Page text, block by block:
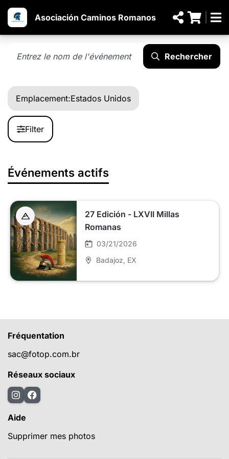
Asociación Caminos Romanos
Rechercher
Emplacement:Estados Unidos
Filter
Événements actifs
27 Edición - LXVII Millas
Romanas
03/21/2026
Badajoz , EX
Fréquentation
sac@fotop.com.br
Réseaux sociaux
Aide
Supprimer mes photos